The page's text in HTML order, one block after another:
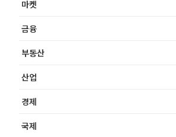
마켓
금융
부동산
산업
경제
국제